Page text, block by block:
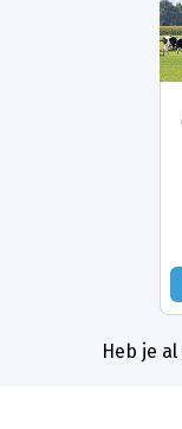
Heb je